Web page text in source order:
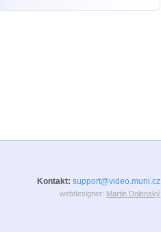
Kontakt: support@video.muni.cz
webdesigner: Martin Dolenský